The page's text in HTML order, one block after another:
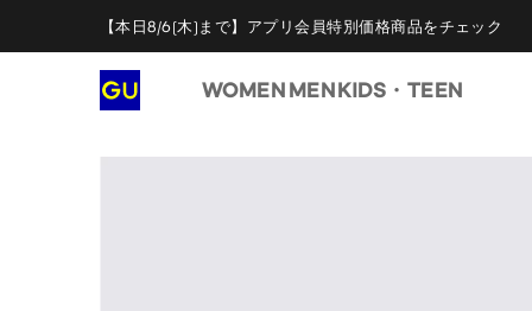
【本日8/6(木)まで】アプリ会員特別価格商品をチェック
WOMEN MENKIDS・TEEN